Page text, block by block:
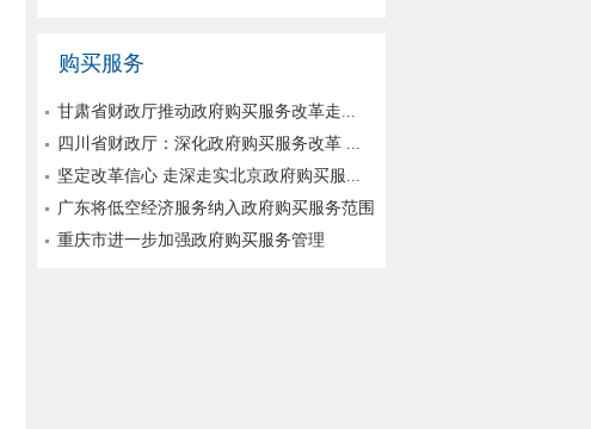
购买服务
甘肃省财政厅推动政府购买服务改革走...
四川省财政厅：深化政府购买服务改革 ...
坚定改革信心 走深走实北京政府购买服...
广东将低空经济服务纳入政府购买服务范围
重庆市进一步加强政府购买服务管理